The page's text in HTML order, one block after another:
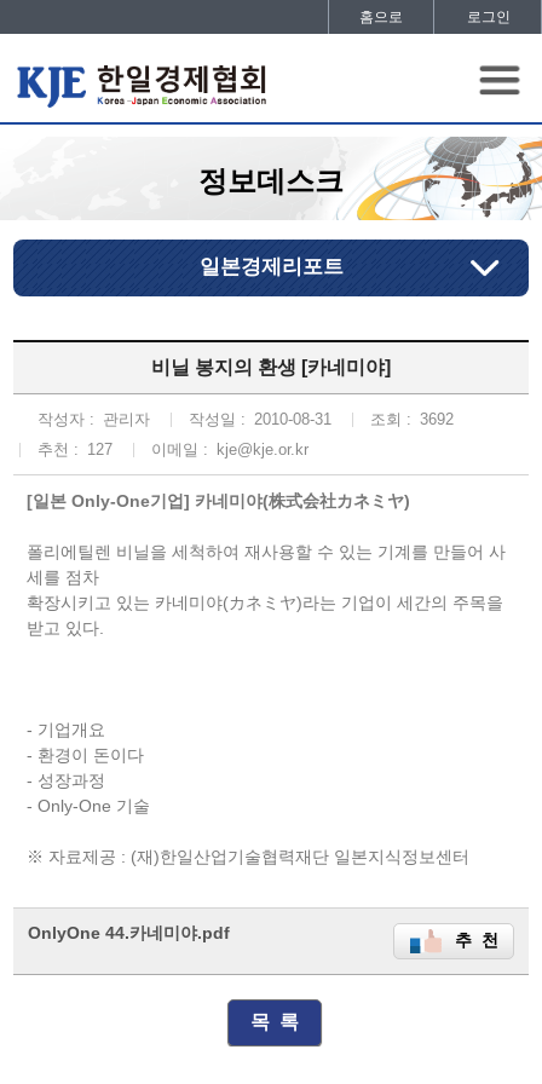
홈으로 로그인
정보데스크
일본경제리포트
비닐 봉지의 환생 [카네미야]
작성자 : 관리자 작성일 : 2010-08-31 조회 : 3692
추천 : 127 이메일 : kje@kje.or.kr
[일본 Only-One기업] 카네미야(株式会社カネミヤ)
폴리에틸렌 비닐을 세척하여 재사용할 수 있는 기계를 만들어 사
세를 점차
확장시키고 있는 카네미야(カネミヤ)라는 기업이 세간의 주목을
받고 있다.
- 기업개요
- 환경이 돈이다
- 성장과정
- Only-One 기술
※ 자료제공 : (재)한일산업기술협력재단 일본지식정보센터
OnlyOne 44.카네미야.pdf 추 천
목 록